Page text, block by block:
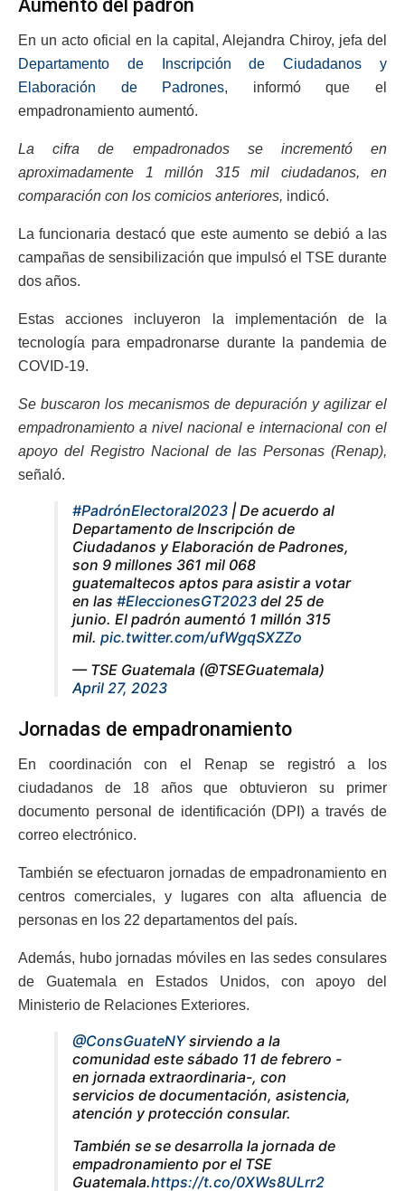
Aumento del padrón
En un acto oficial en la capital, Alejandra Chiroy, jefa del
Departamento de Inscripción de Ciudadanos y
Elaboración de Padrones, informó que el
empadronamiento aumentó.
La cifra de empadronados se incrementó en
aproximadamente 1 millón 315 mil ciudadanos, en
comparación con los comicios anteriores, indicó.
La funcionaria destacó que este aumento se debió a las
campañas de sensibilización que impulsó el TSE durante
dos años.
Estas acciones incluyeron la implementación de la
tecnología para empadronarse durante la pandemia de
COVID-19.
Se buscaron los mecanismos de depuración y agilizar el
empadronamiento a nivel nacional e internacional con el
apoyo del Registro Nacional de las Personas (Renap),
señaló.
#PadrónElectoral2023 | De acuerdo al
Departamento de Inscripción de
Ciudadanos y Elaboración de Padrones,
son 9 millones 361 mil 068
guatemaltecos aptos para asistir a votar
en las #EleccionesGT2023 del 25 de
junio. El padrón aumentó 1 millón 315
mil. pic.twitter.com/ufWgqSXZZo
— TSE Guatemala (@TSEGuatemala)
April 27, 2023
Jornadas de empadronamiento
En coordinación con el Renap se registró a los
ciudadanos de 18 años que obtuvieron su primer
documento personal de identificación (DPI) a través de
correo electrónico.
También se efectuaron jornadas de empadronamiento en
centros comerciales, y lugares con alta afluencia de
personas en los 22 departamentos del país.
Además, hubo jornadas móviles en las sedes consulares
de Guatemala en Estados Unidos, con apoyo del
Ministerio de Relaciones Exteriores.
@ConsGuateNYsirviendo a la
comunidad este sábado 11 de febrero -
en jornada extraordinaria-, con
servicios de documentación, asistencia,
atención y protección consular.
También se se desarrolla la jornada de
empadronamiento por el TSE
Guatemala.https://t.co/0XWs8ULrr2